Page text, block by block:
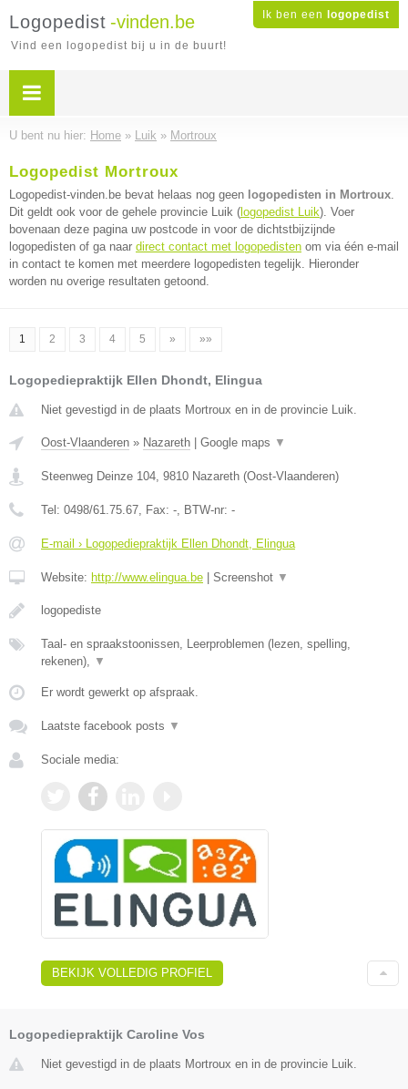
Ik ben een logopedist
Logopedist -vinden.be
Vind een logopedist bij u in de buurt!
U bent nu hier: Home » Luik » Mortroux
Logopedist Mortroux
Logopedist-vinden.be bevat helaas nog geen logopedisten in Mortroux.
Dit geldt ook voor de gehele provincie Luik ( logopedist Luik). Voer
bovenaan deze pagina uw postcode in voor de dichtstbijzijnde
logopedisten of ga naar direct contact met logopedisten om via één e-mail
in contact te komen met meerdere logopedisten tegelijk. Hieronder
worden nu overige resultaten getoond.
1 2 3 4 5 » »»
Logopediepraktijk Ellen Dhondt, Elingua
Niet gevestigd in de plaats Mortroux en in de provincie Luik.
Oost-Vlaanderen » Nazareth Google maps ▼
Steenweg Deinze 104, 9810 Nazareth (Oost-Vlaanderen)
Tel: 0498/61.75.67, Fax: -, BTW-nr: -
E-mail › Logopediepraktijk Ellen Dhondt, Elingua
Website: http://www.elingua.be Screenshot ▼
logopediste
Taal- en spraakstoonissen, Leerproblemen (lezen, spelling,
rekenen), ▼
Er wordt gewerkt op afspraak.
Laatste facebook posts ▼
Sociale media:
BEKIJK VOLLEDIG PROFIEL
Logopediepraktijk Caroline Vos
Niet gevestigd in de plaats Mortroux en in de provincie Luik.